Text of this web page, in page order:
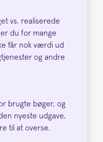
vs. realiserede
du for mange
får nok værdi ud
og andre
brugte bøger, og
nyeste udgave,
til at overse.